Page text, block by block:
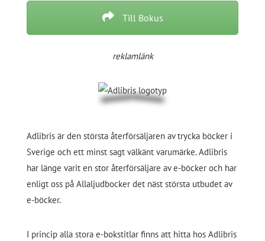
Till Bokus
reklamlänk
Adlibris är den största återförsäljaren av trycka böcker i
Sverige och ett minst sagt välkänt varumärke. Adlibris
har länge varit en stor återförsäljare av e-böcker och har
enligt oss på Allaljudbocker det näst största utbudet av
e-böcker.
I princip alla stora e-bokstitlar finns att hitta hos Adlibris